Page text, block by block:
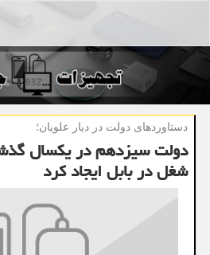
دستاوردهای دولت در دیار علویان؛
دولت سیزدهم در یکسال
شغل در بابل ایجاد کرد